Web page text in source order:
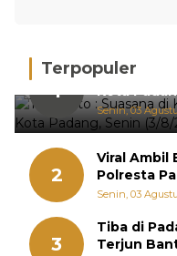
Terpopuler
1
Hujan
Kota
Senin, 03
2
Viral Ambil
Polresta
Senin, 03
3
Tiba di
Terjun